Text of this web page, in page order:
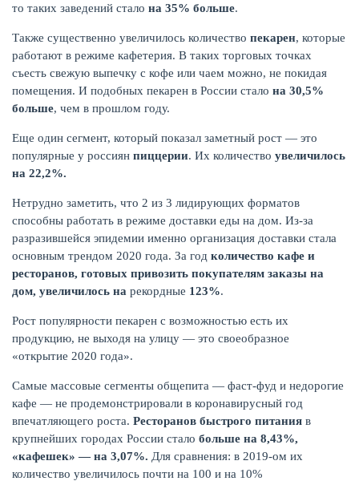
РЕЙТИНГ БАНКОВ
ЕЩЁ
ЖУРНАЛ
то таких заведений стало на 35% больше.
Также существенно увеличилось количество пекарен, которые
работают в режиме кафетерия. В таких торговых точках
съесть свежую выпечку с кофе или чаем можно, не покидая
помещения. И подобных пекарен в России стало на 30,5%
больше, чем в прошлом году.
Еще один сегмент, который показал заметный рост — это
популярные у россиян пиццерии. Их количество увеличилось
на 22,2%.
Нетрудно заметить, что 2 из 3 лидирующих форматов
способны работать в режиме доставки еды на дом. Из-за
разразившейся эпидемии именно организация доставки стала
основным трендом 2020 года. За год количество кафе и
ресторанов, готовых привозить покупателям заказы на
дом, увеличилось на рекордные 123%.
Рост популярности пекарен с возможностью есть их
продукцию, не выходя на улицу — это своеобразное
«открытие 2020 года».
Самые массовые сегменты общепита — фаст-фуд и недорогие
кафе — не продемонстрировали в коронавирусный год
впечатляющего роста. Ресторанов быстрого питания в
крупнейших городах России стало больше на 8,43%,
«кафешек» — на 3,07%. Для сравнения: в 2019-ом их
количество увеличилось почти на 100 и на 10%